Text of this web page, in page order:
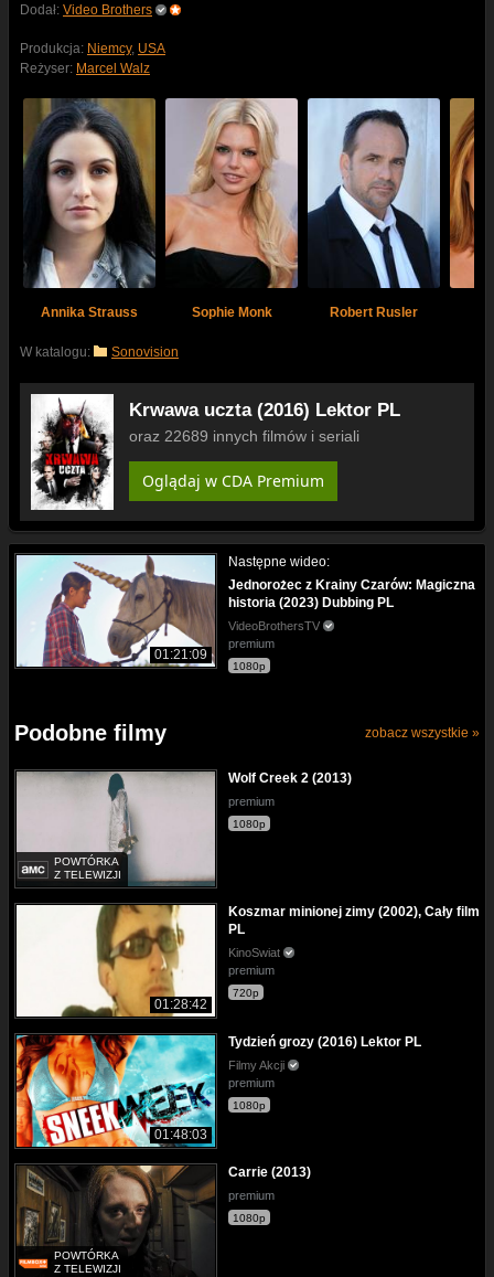
Dodał: Video Brothers
Produkcja: Niemcy, USA
Reżyser: Marcel Walz
Annika Strauss Sophie Monk Robert Rusler
W katalogu: Sonovision
Krwawa uczta (2016) Lektor PL
oraz 22689 innych filmów i seriali
Oglądaj w CDA Premium
01:21:09
Następne wideo:
Jednorożec z Krainy Czarów: Magiczna
historia (2023) Dubbing PL
VideoBrothersTV
premium
1080p
Podobne filmy zobacz wszystkie »
POWTÓRKA
Z TELEWIZJI
Wolf Creek 2 (2013)
premium
1080p
01:28:42
Koszmar minionej zimy (2002), Cały film
PL
KinoSwiat
premium
720p
01:48:03
Tydzień grozy (2016) Lektor PL
Filmy Akcji
premium
1080p
POWTÓRKA
Z TELEWIZJI
Carrie (2013)
premium
1080p